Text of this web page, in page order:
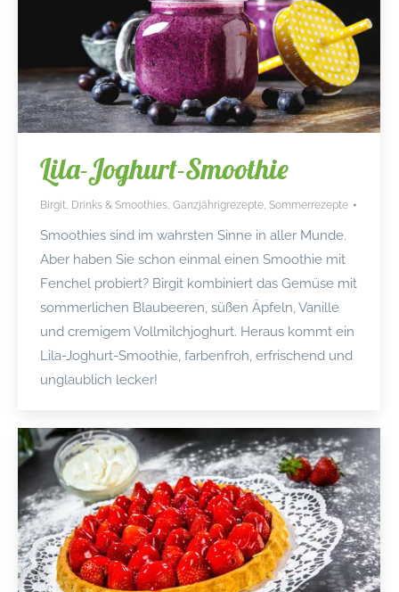
Lila-Joghurt-Smoothie
Birgit, Drinks & Smoothies, Ganzjährigrezepte, Sommerrezepte
Smoothies sind im wahrsten Sinne in aller Munde.
Aber haben Sie schon einmal einen Smoothie mit
Fenchel probiert? Birgit kombiniert das Gemüse mit
sommerlichen Blaubeeren, süßen Äpfeln, Vanille
und cremigem Vollmilchjoghurt. Heraus kommt ein
Lila-Joghurt-Smoothie, farbenfroh, erfrischend und
unglaublich lecker!